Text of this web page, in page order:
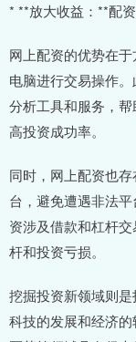
* **放大收益：**配
网上配资的优势在
电脑进行交易操作
分析工具和服务，
高投资成功率。
同时，网上配资也
台，避免遭遇非法
资涉及借款和杠杆
杆和投资亏损。
挖掘投资新领域则
科技的发展和经济